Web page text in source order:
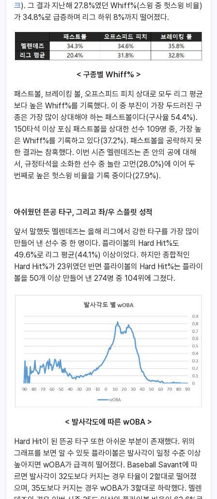
크). 그 결과 지난해 27.8%였던 Whiff%(스윙 중 헛스윙 비율)
가 34.8%로 급증하며 리그 하위 8%까지 떨어졌다.
< 구종별 Whiff% >
패스트볼, 브레이킹 볼, 오프스피드 피치 상대로 모두 리그 평균
보다 높은 Whiff%를 기록했다. 이 중 부진이 가장 두드러진 구
종은 가장 많이 상대해야 하는 패스트볼이다(구사율 54.4%).
150타석 이상 포심 패스트볼을 상대한 선수 109명 중, 가장 높
은 Whiff%를 기록하고 있다(37.2%). 패스트볼을 공략하지 못
한 결과는 참혹했다. 이번 시즌 멜렌데즈는 존 안의 공에 대해
서, 규정타석을 소화한 선수 중 놀란 고먼(28.0%)에 이어 두
번째로 높은 헛스윙 비율을 기록 중이다(27.9%).
아쉬웠던 뜬공 타구, 그리고 좌/우 스플릿 성적
앞서 말했듯 멜렌데즈는 올해 리그에서 강한 타구를 가장 많이
만들어 낸 선수 중 한 명이다. 플라이볼의 Hard Hit%도
49.6%로 리그 평균(44.1%) 이상이었다. 하지만 종합적인
Hard Hit%가 23위였던 반면 플라이볼의 Hard Hit%는 플라이
볼을 50개 이상 만들어 낸 274명 중 104위에 그쳤다.
< 발사각도에 따른 wOBA >
Hard Hit이 된 뜬공 타구 또한 아쉬운 부분이 존재했다. 위의
그래프를 보면 알 수 있듯 플라이볼은 발사각이 일정 수준 이상
높아지면 wOBA가 급격히 떨어졌다. Baseball Savant에 따
르면 발사각이 32도보다 커지는 경우 타율이 2할대로 떨어졌
으며, 35도보다 커지는 경우 wOBA가 3할대로 하락했다. 멜렌